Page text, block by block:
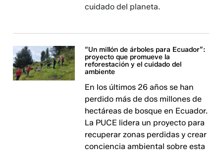
cuidado del planeta.
“Un millón de árboles para Ecuador”:
proyecto que promueve la
reforestación y el cuidado del
ambiente
En los últimos 26 años se han
perdido más de dos millones de
hectáreas de bosque en Ecuador.
La PUCE lidera un proyecto para
recuperar zonas perdidas y crear
conciencia ambiental sobre esta